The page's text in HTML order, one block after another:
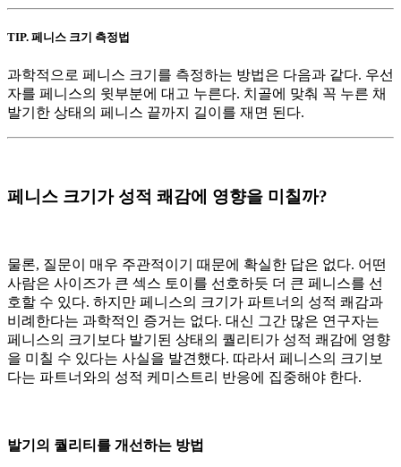
TIP. 페니스 크기 측정법
과학적으로 페니스 크기를 측정하는 방법은 다음과 같다. 우선
자를 페니스의 윗부분에 대고 누른다. 치골에 맞춰 꼭 누른 채
발기한 상태의 페니스 끝까지 길이를 재면 된다.
페니스 크기가 성적 쾌감에 영향을 미칠까?
물론, 질문이 매우 주관적이기 때문에 확실한 답은 없다. 어떤
사람은 사이즈가 큰 섹스 토이를 선호하듯 더 큰 페니스를 선
호할 수 있다. 하지만 페니스의 크기가 파트너의 성적 쾌감과
비례한다는 과학적인 증거는 없다. 대신 그간 많은 연구자는
페니스의 크기보다 발기된 상태의 퀄리티가 성적 쾌감에 영향
을 미칠 수 있다는 사실을 발견했다. 따라서 페니스의 크기보
다는 파트너와의 성적 케미스트리 반응에 집중해야 한다.
발기의 퀄리티를 개선하는 방법